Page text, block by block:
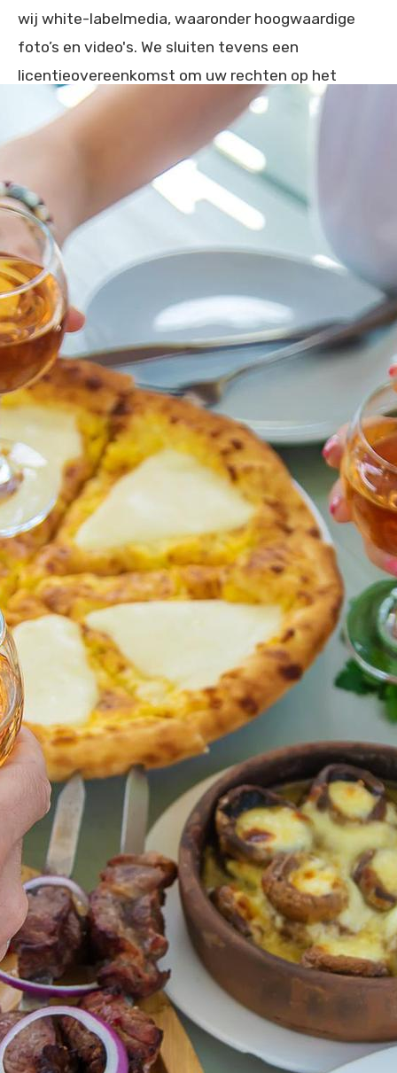
wij white-labelmedia, waaronder hoogwaardige
foto’s en video's. We sluiten tevens een
licentieovereenkomst om uw rechten op het
gebruik van deze content op een betrouwbare en
doeltreffende manier te waarborgen.
Een toewijding aan langdurige
samenwerking
Wij hechten waarde aan langdurige
samenwerkingen en staan open voor
samenwerking met nieuwe reisbureaus. Samen
kunnen we uitzonderlijke reiservaringen creëren
die een blijvende indruk achterlaten.